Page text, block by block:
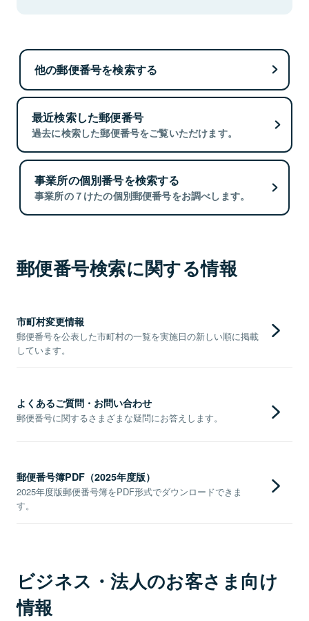
他の郵便番号を検索する
最近検索した郵便番号
過去に検索した郵便番号をご覧いただけます。
事業所の個別番号を検索する
事業所の７けたの個別郵便番号をお調べします。
郵便番号検索に関する情報
市町村変更情報
郵便番号を公表した市町村の一覧を実施日の新しい順に掲載
しています。
よくあるご質問・お問い合わせ
郵便番号に関するさまざまな疑問にお答えします。
郵便番号簿PDF（2025年度版）
2025年度版郵便番号簿をPDF形式でダウンロードできま
す。
ビジネス・法人のお客さま向け
情報